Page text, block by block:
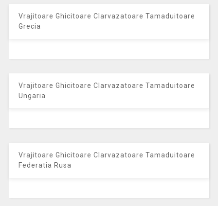
Vrajitoare Ghicitoare Clarvazatoare Tamaduitoare
Grecia
Vrajitoare Ghicitoare Clarvazatoare Tamaduitoare
Ungaria
Vrajitoare Ghicitoare Clarvazatoare Tamaduitoare
Federatia Rusa